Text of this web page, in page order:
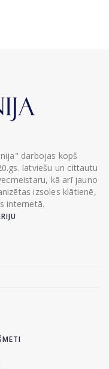
darbojas kopš
latviešu un cittautu
kā arī jauno
izsoles klātienē,
internetā.